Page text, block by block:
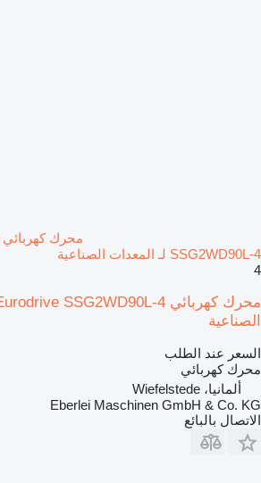
SSG2WD90L-4 لـ المعدات الصناعية
4
الصناعية
السعر عند الطلب
محرك كهربائي
ألمانيا، Wiefelstede
Eberlei Maschinen GmbH & Co. KG
الاتصال بالبائع